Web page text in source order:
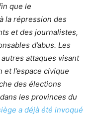
que le
la répression des
et des journalistes,
d’abus. Les
attaques visant
l’espace civique
des élections
les provinces du
a déjà été invoqué